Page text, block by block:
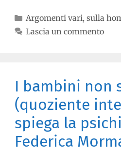
Argomenti vari, sulla
Lascia un commento
I bambini non
(quoziente
spiega la
Federica